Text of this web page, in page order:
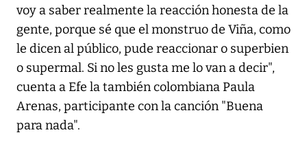
voy a saber realmente la reacción honesta de la
gente, porque sé que el monstruo de Viña, como
le dicen al público, pude reaccionar o superbien
o supermal. Si no les gusta me lo van a decir",
cuenta a Efe la también colombiana Paula
Arenas, participante con la canción "Buena
para nada".